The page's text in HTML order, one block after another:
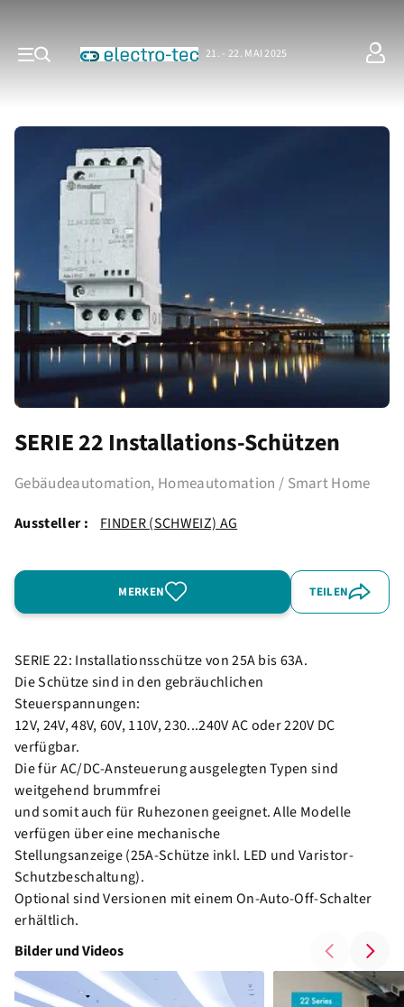
21. - 22. MAI 2025
SERIE 22 Installations-Schützen
Gebäudeautomation, Homeautomation / Smart Home
Aussteller : FINDER (SCHWEIZ) AG
MERKEN TEILEN
SERIE 22: Installationsschütze von 25A bis 63A.
Die Schütze sind in den gebräuchlichen
Steuerspannungen:
12V, 24V, 48V, 60V, 110V, 230...240V AC oder 220V DC
verfügbar.
Die für AC/DC-Ansteuerung ausgelegten Typen sind
weitgehend brummfrei
und somit auch für Ruhezonen geeignet. Alle Modelle
verfügen über eine mechanische
Stellungsanzeige (25A-Schütze inkl. LED und Varistor-
Schutzbeschaltung).
Optional sind Versionen mit einem On-Auto-Off-Schalter
erhältlich.
Bilder und Videos